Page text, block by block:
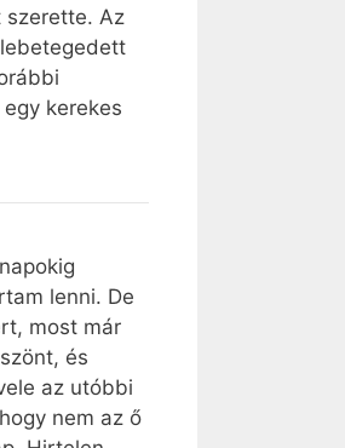
szerette. Az
kerekes
lenni. De
most már
és
az utóbbi
nem az ő